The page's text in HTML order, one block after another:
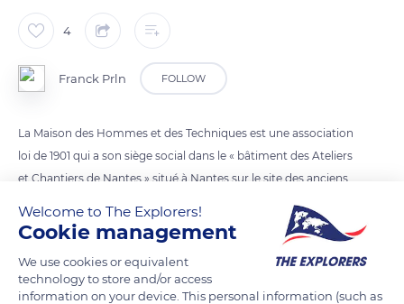
4
Franck Prln FOLLOW
La Maison des Hommes et des Techniques est une association
loi de 1901 qui a son siège social dans le « bâtiment des Ateliers
et Chantiers de Nantes » situé à Nantes sur le site des anciens
Chantiers, dont il était le siège de l'administration.
READ MORE TRANSLATE
Welcome to The Explorers!
Cookie management
We use cookies or equivalent
technology to store and/or access
information on your device. This personal information (such as